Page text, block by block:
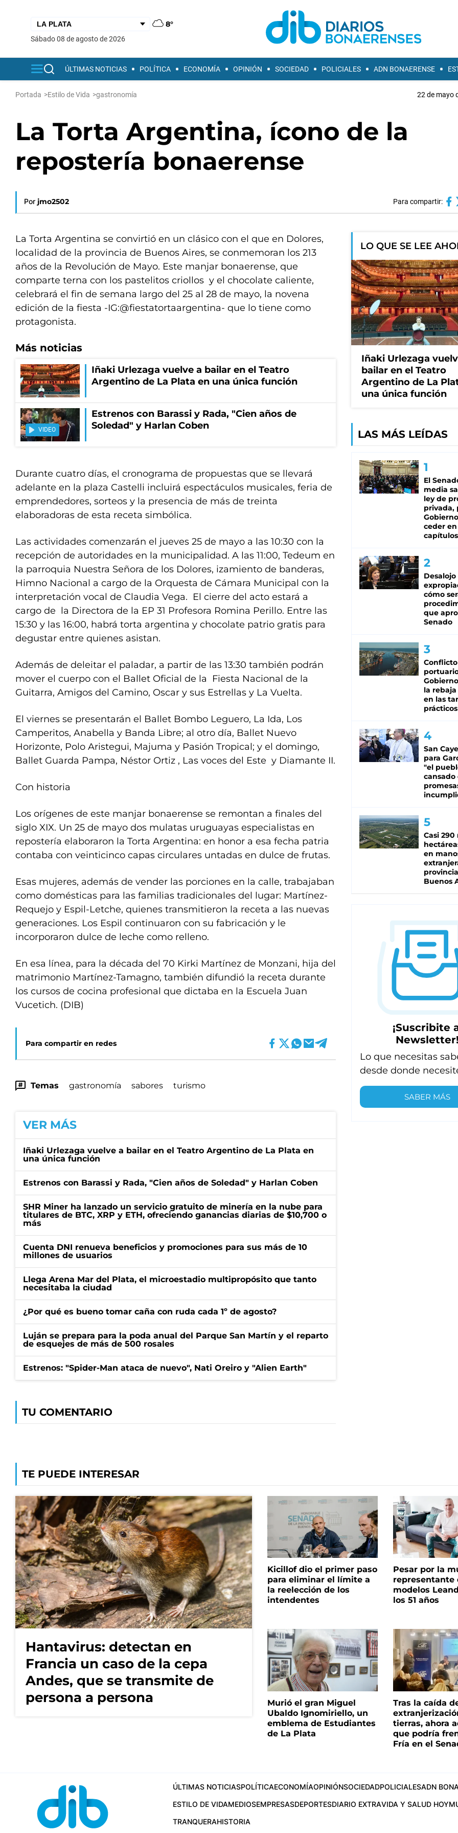
8°
sábado 08 de agosto de 2026
ÚLTIMAS NOTICIAS POLÍTICA ECONOMÍA OPINIÓN SOCIEDAD POLICIALES ADN BONAERENSE
Portada >Estilo de Vida >gastronomía 22 de mayo
La Torta Argentina, ícono de la
repostería bonaerense
Por jmo2502 Para compartir:
La Torta Argentina se convirtió en un clásico con el que en Dolores,
localidad de la provincia de Buenos Aires, se conmemoran los 213
años de la Revolución de Mayo. Este manjar bonaerense, que
comparte terna con los pastelitos criollos y el chocolate caliente,
celebrará el fin de semana largo del 25 al 28 de mayo, la novena
edición de la fiesta -IG:@fiestatortaargentina- que lo tiene como
protagonista.
Más noticias
Iñaki Urlezaga vuelve a bailar en el Teatro
Argentino de La Plata en una única función
VIDEO
Estrenos con Barassi y Rada, "Cien años de
Soledad" y Harlan Coben
Durante cuatro días, el cronograma de propuestas que se llevará
adelante en la plaza Castelli incluirá espectáculos musicales, feria de
emprendedores, sorteos y la presencia de más de treinta
elaboradoras de esta receta simbólica.
Las actividades comenzarán el jueves 25 de mayo a las 10:30 con la
recepción de autoridades en la municipalidad. A las 11:00, Tedeum en
la parroquia Nuestra Señora de los Dolores, izamiento de banderas,
Himno Nacional a cargo de la Orquesta de Cámara Municipal con la
interpretación vocal de Claudia Vega. El cierre del acto estará a
cargo de la Directora de la EP 31 Profesora Romina Perillo. Entre las
15:30 y las 16:00, habrá torta argentina y chocolate patrio gratis para
degustar entre quienes asistan.
Además de deleitar el paladar, a partir de las 13:30 también podrán
mover el cuerpo con el Ballet Oficial de la Fiesta Nacional de la
Guitarra, Amigos del Camino, Oscar y sus Estrellas y La Vuelta.
El viernes se presentarán el Ballet Bombo Leguero, La Ida, Los
Camperitos, Anabella y Banda Libre; al otro día, Ballet Nuevo
Horizonte, Polo Aristegui, Majuma y Pasión Tropical; y el domingo,
Ballet Guarda Pampa, Néstor Ortiz , Las voces del Este y Diamante II.
Con historia
Los orígenes de este manjar bonaerense se remontan a finales del
siglo XIX. Un 25 de mayo dos mulatas uruguayas especialistas en
repostería elaboraron la Torta Argentina: en honor a esa fecha patria
contaba con veinticinco capas circulares untadas en dulce de frutas.
Esas mujeres, además de vender las porciones en la calle, trabajaban
como domésticas para las familias tradicionales del lugar: Martínez-
Requejo y Espil-Letche, quienes transmitieron la receta a las nuevas
generaciones. Los Espil continuaron con su fabricación y le
incorporaron dulce de leche como relleno.
En esa línea, para la década del 70 Kirki Martínez de Monzani, hija del
matrimonio Martínez-Tamagno, también difundió la receta durante
los cursos de cocina profesional que dictaba en la Escuela Juan
Vucetich. (DIB)
Para compartir en redes
Temas gastronomía sabores turismo
VER MÁS
Iñaki Urlezaga vuelve a bailar en el Teatro Argentino de La Plata en
una única función
Estrenos con Barassi y Rada, "Cien años de Soledad" y Harlan Coben
SHR Miner ha lanzado un servicio gratuito de minería en la nube para
titulares de BTC, XRP y ETH, ofreciendo ganancias diarias de $10,700 o
más
Cuenta DNI renueva beneficios y promociones para sus más de 10
millones de usuarios
Llega Arena Mar del Plata, el microestadio multipropósito que tanto
necesitaba la ciudad
¿Por qué es bueno tomar caña con ruda cada 1º de agosto?
Luján se prepara para la poda anual del Parque San Martín y el reparto
de esquejes de más de 500 rosales
Estrenos: "Spider-Man ataca de nuevo", Nati Oreiro y "Alien Earth"
TU COMENTARIO
LO QUE SE LEE
Iñaki Urlezaga
bailar en el Teatro
Argentino de La
una única función
LAS MÁS LEÍDAS
El
media
ley de
privada,
ceder
capítulos
cómo
que
Senado
Conflicto
la rebaja
en las
prácticos
San
para
"el
cansado
Casi 290
en
Buenos
¡Suscribite
Newsletter!
Lo que necesitas
desde donde
SABER MÁS
TE PUEDE INTERESAR
Hantavirus: detectan en
Francia un caso de la cepa
Andes, que se transmite de
persona a persona
Kicillof dio el primer paso
para eliminar el límite a
la reelección de los
intendentes
Pesar por la
representante
modelos
los 51 años
Murió el gran Miguel
Ubaldo Ignomiriello, un
emblema de Estudiantes
de La Plata
Tras la caída
tierras, ahora
que podría
Fría en el
ÚLTIMAS NOTICIASPOLÍTICAECONOMÍAOPINIÓNSOCIEDADPOLICIALESADN
ESTILO DE VIDAMEDIOSEMPRESASDEPORTESDIARIO EXTRAVIDA Y SALUD HOY
TRANQUERAHISTORIA